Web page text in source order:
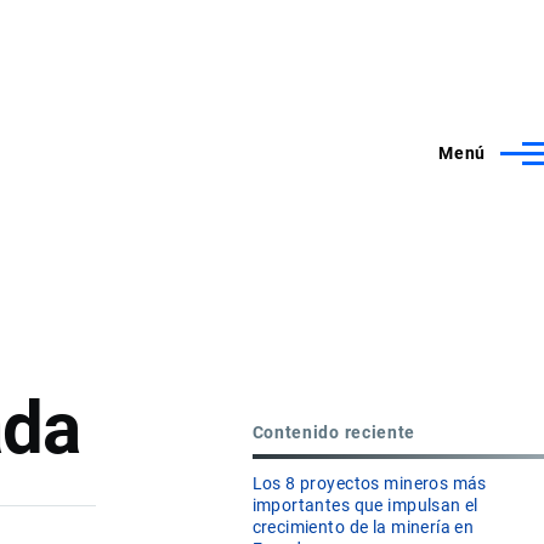
Menú
Contenido reciente
Los 8 proyectos mineros más
importantes que impulsan el
crecimiento de la minería en